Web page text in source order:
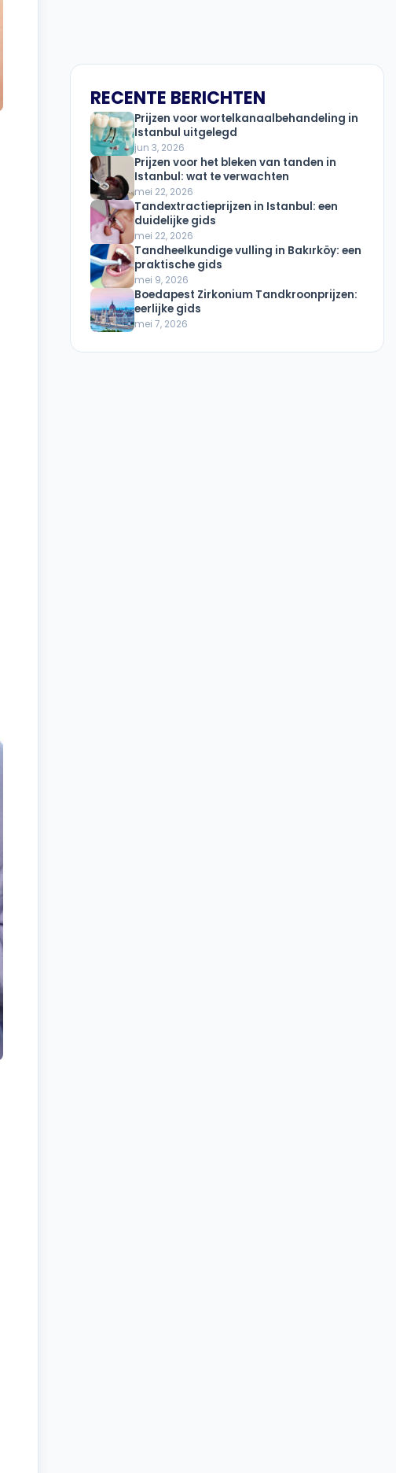
RECENTE BERICHTEN
Prijzen voor wortelkanaalbehandeling in
Istanbul uitgelegd
jun 3, 2026
Prijzen voor het bleken van tanden in
Istanbul: wat te verwachten
mei 22, 2026
Tandextractieprijzen in Istanbul: een
duidelijke gids
mei 22, 2026
Tandheelkundige vulling in Bakırköy: een
praktische gids
mei 9, 2026
Boedapest Zirkonium Tandkroonprijzen:
eerlijke gids
mei 7, 2026